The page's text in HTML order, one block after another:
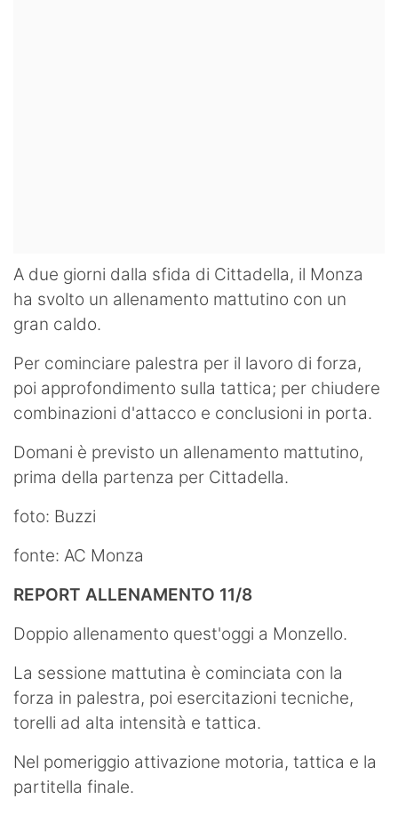
A due giorni dalla sfida di Cittadella, il Monza
ha svolto un allenamento mattutino con un
gran caldo.
Per cominciare palestra per il lavoro di forza,
poi approfondimento sulla tattica; per chiudere
combinazioni d'attacco e conclusioni in porta.
Domani è previsto un allenamento mattutino,
prima della partenza per Cittadella.
foto: Buzzi
fonte: AC Monza
REPORT ALLENAMENTO 11/8
Doppio allenamento quest'oggi a Monzello.
La sessione mattutina è cominciata con la
forza in palestra, poi esercitazioni tecniche,
torelli ad alta intensità e tattica.
Nel pomeriggio attivazione motoria, tattica e la
partitella finale.